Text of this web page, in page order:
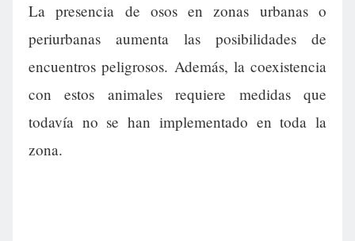
La presencia de osos en zonas urbanas o
periurbanas aumenta las posibilidades de
encuentros peligrosos. Además, la coexistencia
con estos animales requiere medidas que
todavía no se han implementado en toda la
zona.